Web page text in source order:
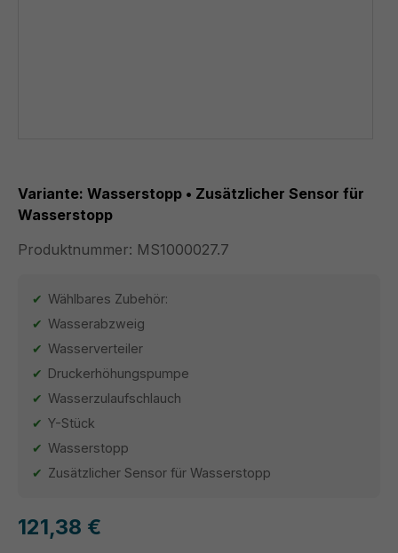
Variante: Wasserstopp • Zusätzlicher Sensor für
Wasserstopp
Produktnummer: MS1000027.7
Wählbares Zubehör:
Wasserabzweig
Wasserverteiler
Druckerhöhungspumpe
Wasserzulaufschlauch
Y-Stück
Wasserstopp
Zusätzlicher Sensor für Wasserstopp
121,38 €